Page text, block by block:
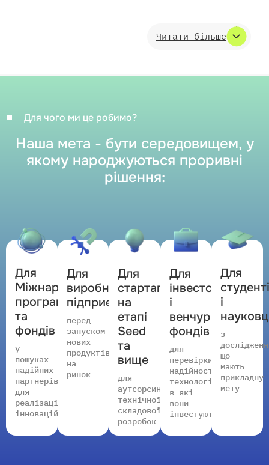
партнерів, щоб втілити
задуму до впровадження.
що відповідають викликам
сьогодення і працюють на
майбутнє. Ми супроводжуємо
від ТЕО та моделювання до
прототипу, випробувань,
патенту та виходу на
ринок. Усе — у межах
однієї інфраструктури.
Парк засновано в
Харкові — місті
з потужною
інженерною
традицією. Саме
тут ми створили
наука, бізнес і
Читати більше
Для чого ми це робимо?
Наша мета - бути середовищем, у
якому народжуються проривні
рішення:
Для
Міжнародних
програм
та
фондів
у
пошуках
надійних
партнерів
для
реалізації
інновацій
Для
виробничих
підприємств
перед
запуском
нових
продуктів
на
ринок
Для
стартапів
на
етапі
Seed
та
вище
для
аутсорсингу
технічної
складової
розробок
Для
інвесторів
і
венчурних
фондів
для
перевірки
надійності
технологій,
в які
вони
інвестують
Для
і
з
що
мають
прикладну
мету